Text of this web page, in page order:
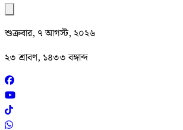
শুক্রবার, ৭ আগস্ট, ২০২৬
২৩ শ্রাবণ, ১৪৩৩ বঙ্গাব্দ